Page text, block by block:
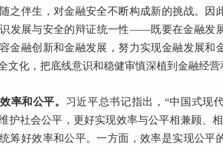
之伴生，对金融安全不断构成新的挑战。因
发展与安全的辩证统一性——既要在金融发
金融创新和金融发展，努力实现金融发展和
文化，把底线意识和稳健审慎深植到金融经营
率和公平。 习近平总书记指出，“中国式现
护社会公平，更好实现效率与公平相兼顾、
筹好效率和公平。一方面，效率是实现公平